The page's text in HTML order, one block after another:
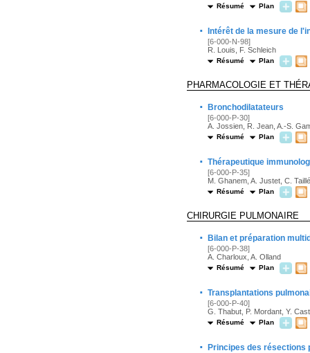
Résumé Plan
· Intérêt de la mesure de
[6-000-N-98]
R. Louis, F. Schleich
Résumé Plan
PHARMACOLOGIE ET
· Bronchodilatateurs
[6-000-P-30]
A. Jossien, R. Jean, A.-S.
Résumé Plan
· Thérapeutique
[6-000-P-35]
M. Ghanem, A. Justet, C. Taillé
Résumé Plan
CHIRURGIE PULMONAIRE
· Bilan et préparation
[6-000-P-38]
A. Charloux, A. Olland
Résumé Plan
· Transplantations
[6-000-P-40]
G. Thabut, P. Mordant, Y.
Résumé Plan
· Principes des résections